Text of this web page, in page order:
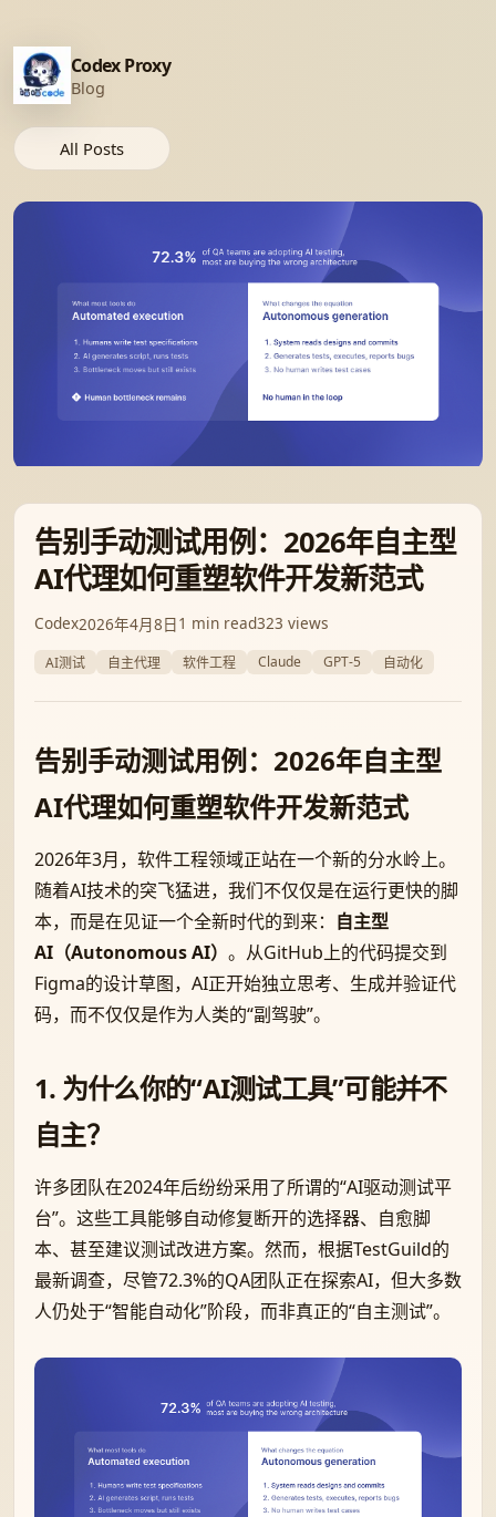
Codex Proxy
Blog
All Posts
告别手动测试用例：2026年自主型
AI代理如何重塑软件开发新范式
Codex2026年4月8日1 min read323 views
AI测试 自主代理 软件工程 Claude GPT-5 自动化
告别手动测试用例：2026年自主型
AI代理如何重塑软件开发新范式
2026年3月，软件工程领域正站在一个新的分水岭上。
随着AI技术的突飞猛进，我们不仅仅是在运行更快的脚
本，而是在见证一个全新时代的到来： 自主型
AI（Autonomous AI） 。从GitHub上的代码提交到
Figma的设计草图，AI正开始独立思考、生成并验证代
码，而不仅仅是作为人类的“副驾驶”。
1. 为什么你的“AI测试工具”可能并不
自主？
许多团队在2024年后纷纷采用了所谓的“AI驱动测试平
台”。这些工具能够自动修复断开的选择器、自愈脚
本、甚至建议测试改进方案。然而，根据TestGuild的
最新调查，尽管72.3%的QA团队正在探索AI，但大多数
人仍处于“智能自动化”阶段，而非真正的“自主测试”。